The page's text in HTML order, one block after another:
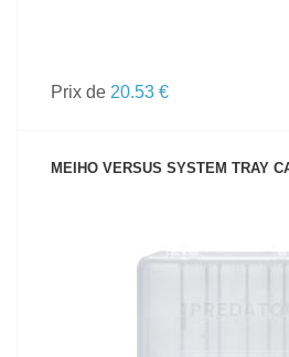
Prix de 20.53 €
MEIHO VERSUS SYSTEM TRAY